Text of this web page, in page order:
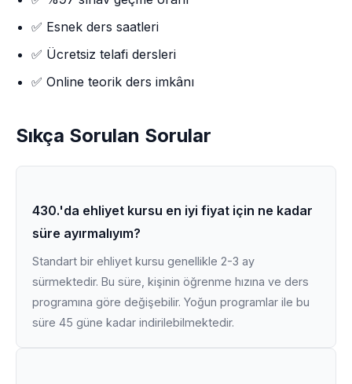
✅ Esnek ders saatleri
✅ Ücretsiz telafi dersleri
✅ Online teorik ders imkânı
Sıkça Sorulan Sorular
430.'da ehliyet kursu en iyi fiyat için ne kadar
süre ayırmalıyım?
Standart bir ehliyet kursu genellikle 2-3 ay
sürmektedir. Bu süre, kişinin öğrenme hızına ve ders
programına göre değişebilir. Yoğun programlar ile bu
süre 45 güne kadar indirilebilmektedir.